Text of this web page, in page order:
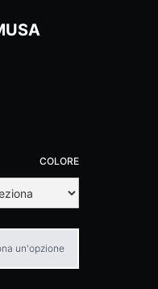
COLORE
un'opzione